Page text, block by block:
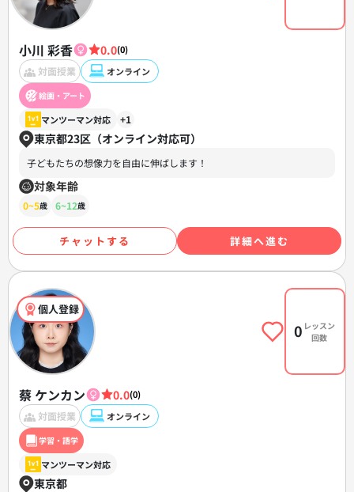
小川 彩香 0.0(0)
対面授業 オンライン
絵画・アート
マンツーマン対応 +1
東京都23区（オンライン対応可）
子どもたちの想像力を自由に伸ばします！
対象年齢
0~5歳 6~12歳
チャットする 詳細へ進む
個人登録
0 レッスン
回数
蔡 ケンカン 0.0(0)
対面授業 オンライン
学習・語学
マンツーマン対応
東京都